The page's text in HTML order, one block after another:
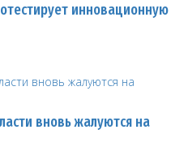
инновационную
вновь жалуются на